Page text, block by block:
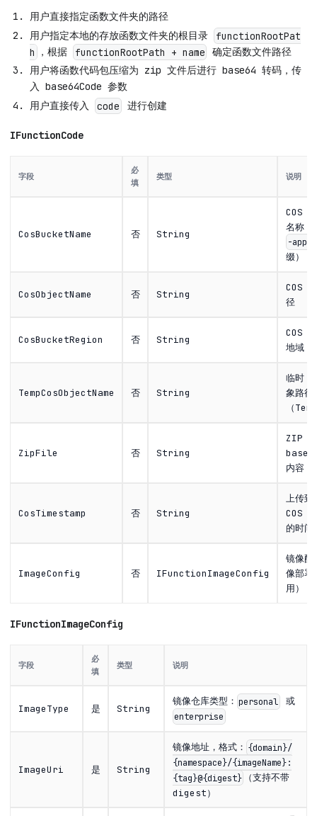
用户直接指定函数文件夹的路径
用户指定本地的存放函数文件夹的根目录
functionRootPat
h
，根据 functionRootPath + name
确定函数文件路径
用户将函数代码包压缩为 zip 文件后进行 base64 转码，传
入 base64Code 参数
用户直接传入
code 进行创建
IFunctionCode
字段
必
填
类型 说明
CosBucketName 否 String
COS
名称（
-appid
缀）
CosObjectName 否 String
COS
径
CosBucketRegion 否 String
COS
地域
TempCosObjectName 否 String
临时
象路径
（
ZipFile 否 String
ZIP
内容
CosTimestamp 否 String
上传到
COS
的时间
ImageConfig 否 IFunctionImageConfig
镜像配
像部署
用）
IFunctionImageConfig
字段
必
填
类型 说明
ImageType 是 String
镜像仓库类型： personal
或
enterprise
ImageUri 是 String
镜像地址，格式： {domain}/
{namespace}/{imageName}:
{tag}@{digest}
（支持不带
digest）